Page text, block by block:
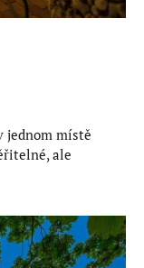
jednom místě
ale